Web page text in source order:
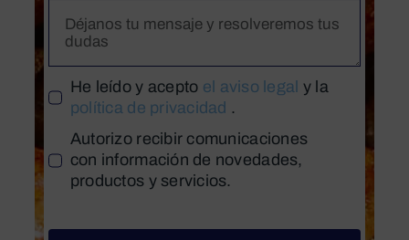
He leído y acepto el aviso legal y la
política de privacidad .
Autorizo recibir comunicaciones
con información de novedades,
productos y servicios.